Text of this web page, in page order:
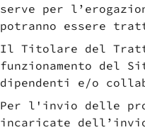
serve per
potranno essere
Il Titolare del
funzionamento del
dipendenti e/o
Per l'invio delle
incaricate